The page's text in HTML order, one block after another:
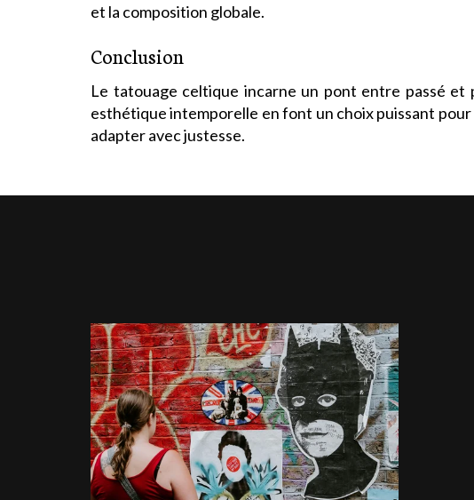
et la composition globale.
Conclusion
Le tatouage celtique incarne un pont entre passé
esthétique intemporelle en font un choix puissant
adapter avec justesse.